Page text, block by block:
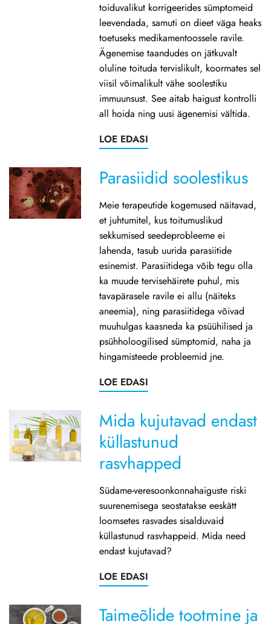
toiduvalikut korrigeerides sümptomeid
leevendada, samuti on dieet väga heaks
toetuseks medikamentoossele ravile.
Ägenemise taandudes on jätkuvalt
oluline toituda tervislikult, koormates sel
viisil võimalikult vähe soolestiku
immuunsust. See aitab haigust kontrolli
all hoida ning uusi ägenemisi vältida.
LOE EDASI
Parasiidid soolestikus
Meie terapeutide kogemused näitavad,
et juhtumitel, kus toitumuslikud
sekkumised seedeprobleeme ei
lahenda, tasub uurida parasiitide
esinemist. Parasiitidega võib tegu olla
ka muude tervisehäirete puhul, mis
tavapärasele ravile ei allu (näiteks
aneemia), ning parasiitidega võivad
muuhulgas kaasneda ka psüühilised ja
psühholoogilised sümptomid, naha ja
hingamisteede probleemid jne.
LOE EDASI
Mida kujutavad endast
küllastunud
rasvhapped
Südame-veresoonkonnahaiguste riski
suurenemisega seostatakse eeskätt
loomsetes rasvades sisalduvaid
küllastunud rasvhappeid. Mida need
endast kujutavad?
LOE EDASI
Taimeõlide tootmine ja